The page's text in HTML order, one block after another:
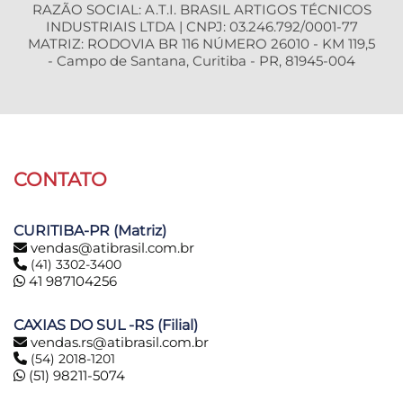
RAZÃO SOCIAL: A.T.I. BRASIL ARTIGOS TÉCNICOS
INDUSTRIAIS LTDA | CNPJ: 03.246.792/0001-77
MATRIZ: RODOVIA BR 116 NÚMERO 26010 - KM 119,5
- Campo de Santana, Curitiba - PR, 81945-004
CONTATO
CURITIBA-PR (Matriz)
vendas@atibrasil.com.br
(41) 3302-3400
41 987104256
CAXIAS DO SUL -RS (Filial)
vendas.rs@atibrasil.com.br
(54) 2018-1201
(51) 98211-5074